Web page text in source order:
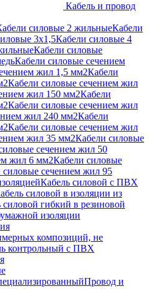
Кабель и провод
силовые 2 жильныеКабели
3х1,5Кабели силовые 4
Кабели силовые
Кабели силовые сечением
жил 1,5 мм2Кабели
Кабели силовые сечением жил
жил 150 мм2Кабели
Кабели силовые сечением жил
жил 240 мм2Кабели
Кабели силовые сечением жил
жил 35 мм2Кабели силовые
сечением жил 50
жил 6 мм2Кабели силовые
силовые сечением жил 95
Кабель силовой с ПВХ
силовой в изоляции из
силовой гибкий в резиновой
изоляции
композиций, не
контрольный с ПВХ
Провод и